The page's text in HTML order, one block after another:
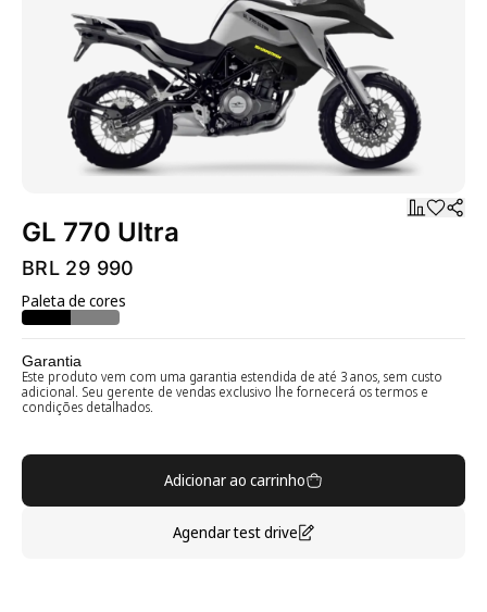
GL 770 Ultra
BRL 29 990
Paleta de cores
Garantia
Este produto vem com uma garantia estendida de até 3 anos, sem custo
adicional. Seu gerente de vendas exclusivo lhe fornecerá os termos e
condições detalhados.
Adicionar ao carrinho
Agendar test drive